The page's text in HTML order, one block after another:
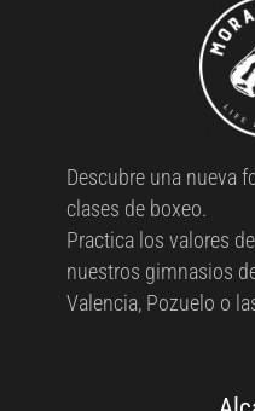
Descubre una nueva
clases de boxeo.
Practica los valores
nuestros gimnasios
Valencia, Pozuelo o